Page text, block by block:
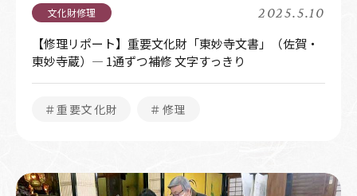
2025.5.10
【修理リポート】重要文化財「東妙寺文書」（佐賀・
東妙寺蔵）― 1通ずつ補修 文字すっきり
＃重要文化財 ＃修理